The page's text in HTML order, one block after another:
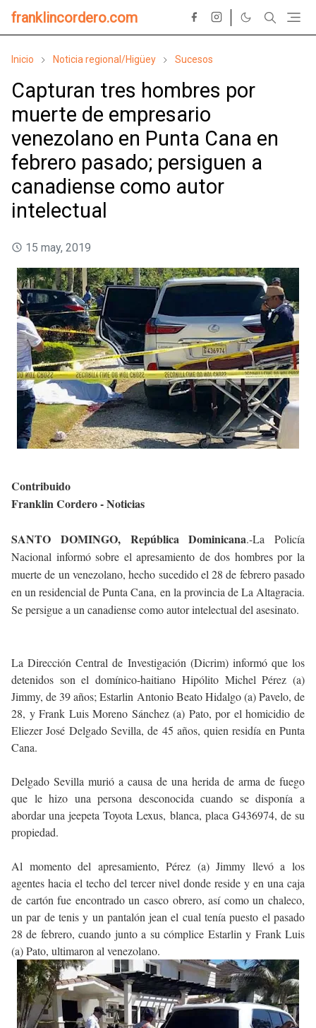
franklincordero.com
Inicio Noticia regional/Higüey Sucesos
Capturan tres hombres por
muerte de empresario
venezolano en Punta Cana en
febrero pasado; persiguen a
canadiense como autor
intelectual
15 may, 2019
Contribuido
Franklin Cordero - Noticias
SANTO DOMINGO, República Dominicana.-La Policía
Nacional informó sobre el apresamiento de dos hombres por la
muerte de un venezolano, hecho sucedido el 28 de febrero pasado
en un residencial de Punta Cana, en la provincia de La Altagracia.
Se persigue a un canadiense como autor intelectual del asesinato.
La Dirección Central de Investigación (Dicrim) informó que los
detenidos son el domínico-haitiano Hipólito Michel Pérez (a)
Jimmy, de 39 años; Estarlin Antonio Beato Hidalgo (a) Pavelo, de
28, y Frank Luis Moreno Sánchez (a) Pato, por el homicidio de
Eliezer José Delgado Sevilla, de 45 años, quien residía en Punta
Cana.
Delgado Sevilla murió a causa de una herida de arma de fuego
que le hizo una persona desconocida cuando se disponía a
abordar una jeepeta Toyota Lexus, blanca, placa G436974, de su
propiedad.
Al momento del apresamiento, Pérez (a) Jimmy llevó a los
agentes hacia el techo del tercer nivel donde reside y en una caja
de cartón fue encontrado un casco obrero, así como un chaleco,
un par de tenis y un pantalón jean el cual tenía puesto el pasado
28 de febrero, cuando junto a su cómplice Estarlin y Frank Luis
(a) Pato, ultimaron al venezolano.